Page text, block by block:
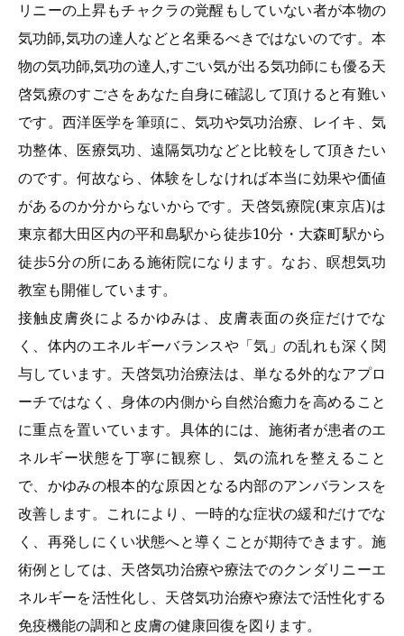
リニーの上昇もチャクラの覚醒もしていない者が本物の
気功師,気功の達人などと名乗るべきではないのです。本
物の気功師,気功の達人,すごい気が出る気功師にも優る天
啓気療のすごさをあなた自身に確認して頂けると有難い
です。西洋医学を筆頭に、気功や気功治療、レイキ、気
功整体、医療気功、遠隔気功などと比較をして頂きたい
のです。何故なら、体験をしなければ本当に効果や価値
があるのか分からないからです。天啓気療院(東京店)は
東京都大田区内の平和島駅から徒歩10分・大森町駅から
徒歩5分の所にある施術院になります。なお、瞑想気功
教室も開催しています。
接触皮膚炎によるかゆみは、皮膚表面の炎症だけでな
く、体内のエネルギーバランスや「気」の乱れも深く関
与しています。天啓気功治療法は、単なる外的なアプロ
ーチではなく、身体の内側から自然治癒力を高めること
に重点を置いています。具体的には、施術者が患者のエ
ネルギー状態を丁寧に観察し、気の流れを整えること
で、かゆみの根本的な原因となる内部のアンバランスを
改善します。これにより、一時的な症状の緩和だけでな
く、再発しにくい状態へと導くことが期待できます。施
術例としては、天啓気功治療や療法でのクンダリニーエ
ネルギーを活性化し、天啓気功治療や療法で活性化する
免疫機能の調和と皮膚の健康回復を図ります。